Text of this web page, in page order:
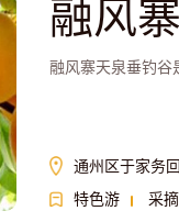
融风
融风寨天泉垂钓谷
通州区于家务
特色游
采摘